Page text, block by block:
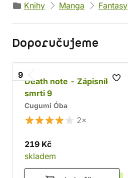
Knihy
Manga Fantasy
Doporučujeme
9
Death note - Zápisník
smrti 9
Cugumi Óba
2×
219 Kč
skladem